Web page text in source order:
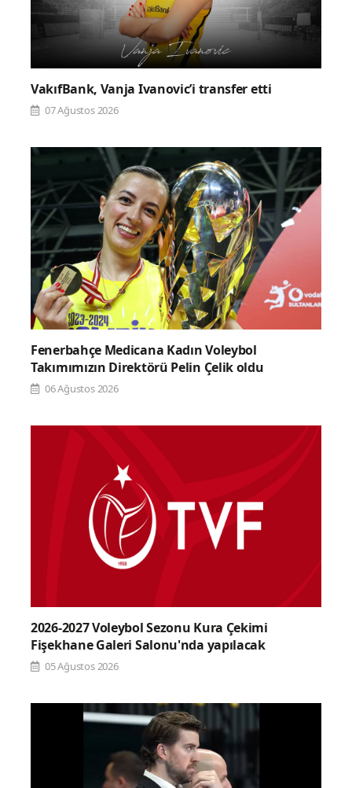
VakıfBank, Vanja Ivanovic’i transfer etti
07 Ağustos 2026
Fenerbahçe Medicana Kadın Voleybol
Takımımızın Direktörü Pelin Çelik oldu
06 Ağustos 2026
2026-2027 Voleybol Sezonu Kura Çekimi
Fişekhane Galeri Salonu'nda yapılacak
05 Ağustos 2026